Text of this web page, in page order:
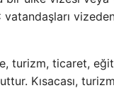
turizm, ticaret,
Kısacası,